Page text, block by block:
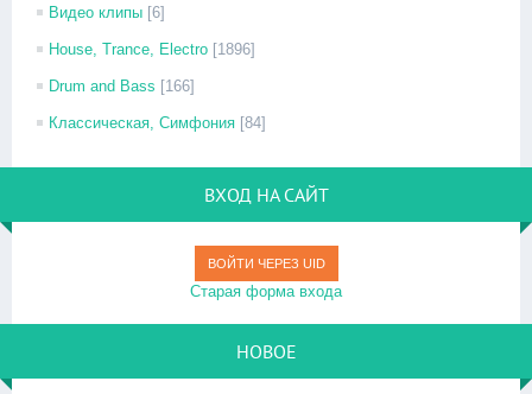
Видео клипы [6]
House, Trance, Electro [1896]
Drum and Bass [166]
Классическая, Симфония [84]
ВХОД НА САЙТ
ВОЙТИ ЧЕРЕЗ UID
Старая форма входа
НОВОЕ